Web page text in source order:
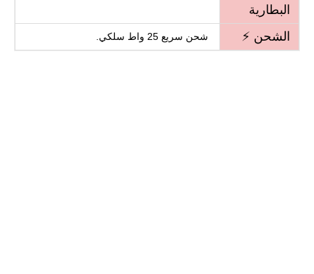
البطارية
الشحن ⚡ شحن سريع 25 واط سلكي.